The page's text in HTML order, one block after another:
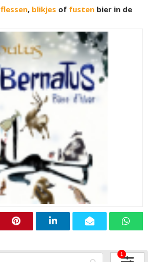
flessen, blikjes of fusten bier in de
1